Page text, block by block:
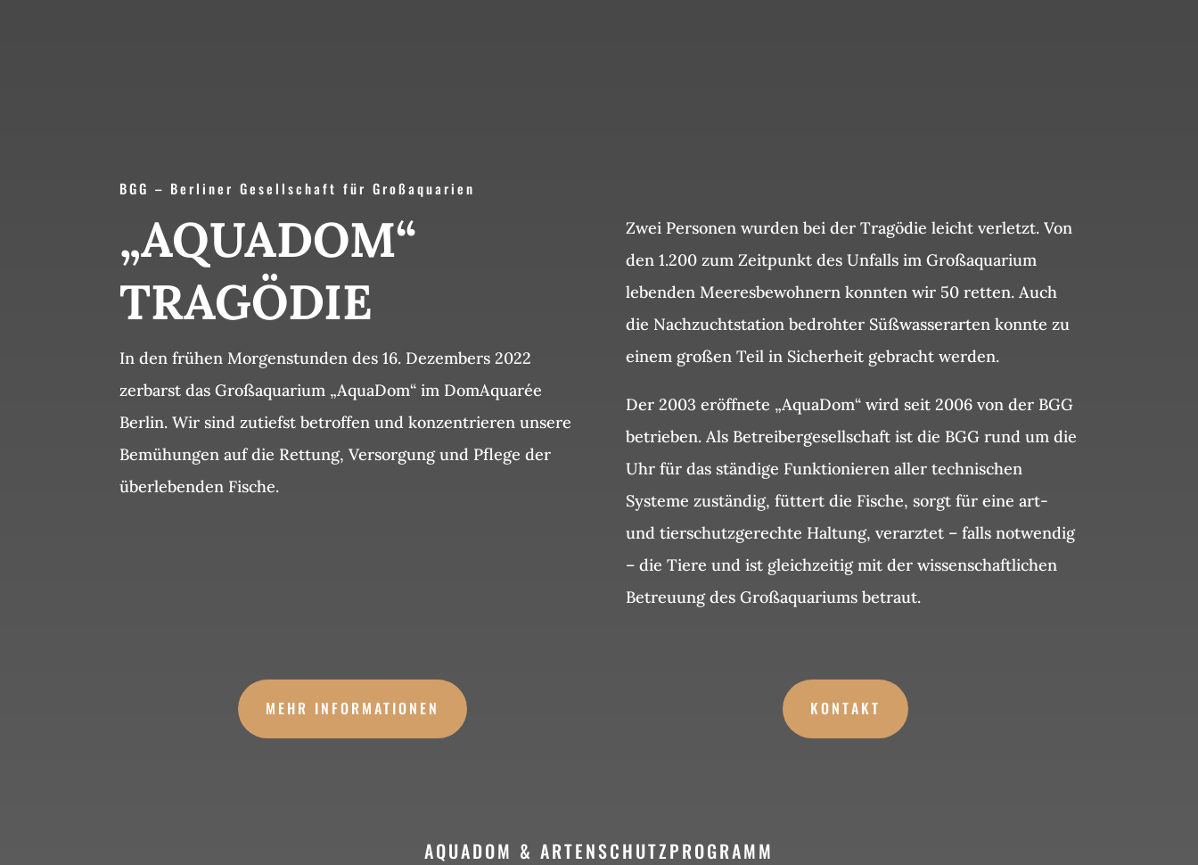
BGG – Berliner Gesellschaft für Großaquarien
„AQUADOM“
TRAGÖDIE
In den frühen Morgenstunden des 16. Dezembers 2022
zerbarst das Großaquarium „AquaDom“ im DomAquarée
Berlin. Wir sind zutiefst betroffen und konzentrieren unsere
Bemühungen auf die Rettung, Versorgung und Pflege der
überlebenden Fische.
Zwei Personen wurden bei der Tragödie leicht verletzt. Von
den 1.200 zum Zeitpunkt des Unfalls im Großaquarium
lebenden Meeresbewohnern konnten wir 50 retten. Auch
die Nachzuchtstation bedrohter Süßwasserarten konnte zu
einem großen Teil in Sicherheit gebracht werden.
Der 2003 eröffnete „AquaDom“ wird seit 2006 von der BGG
betrieben. Als Betreibergesellschaft ist die BGG rund um die
Uhr für das ständige Funktionieren aller technischen
Systeme zuständig, füttert die Fische, sorgt für eine art-
und tierschutzgerechte Haltung, verarztet – falls notwendig
– die Tiere und ist gleichzeitig mit der wissenschaftlichen
Betreuung des Großaquariums betraut.
MEHR INFORMATIONEN KONTAKT
AQUADOM & ARTENSCHUTZPROGRAMM